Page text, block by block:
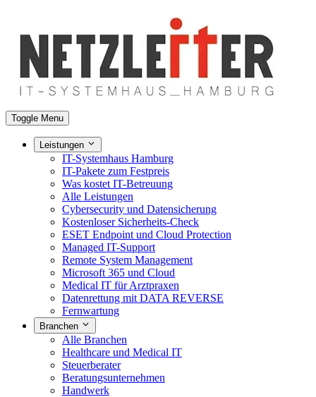
Toggle Menu
Leistungen
IT-Systemhaus Hamburg
IT-Pakete zum Festpreis
Was kostet IT-Betreuung
Alle Leistungen
Cybersecurity und Datensicherung
Kostenloser Sicherheits-Check
ESET Endpoint und Cloud Protection
Managed IT-Support
Remote System Management
Microsoft 365 und Cloud
Medical IT für Arztpraxen
Datenrettung mit DATA REVERSE
Fernwartung
Branchen
Alle Branchen
Healthcare und Medical IT
Steuerberater
Beratungsunternehmen
Handwerk